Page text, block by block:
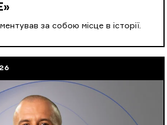
за собою місце в історії.